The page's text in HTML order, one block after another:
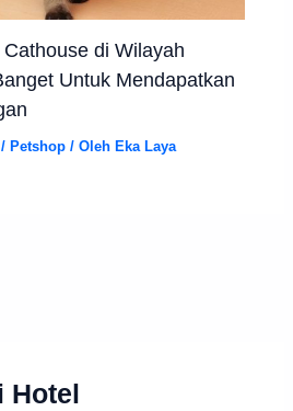
di Wilayah
Untuk Mendapatkan
/ Petshop / Oleh Eka Laya